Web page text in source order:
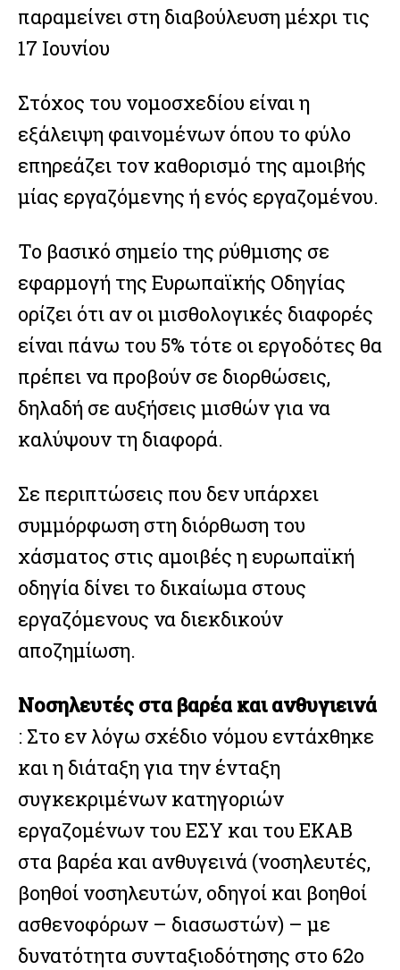
παραμείνει στη διαβούλευση μέχρι τις
17 Ιουνίου
Στόχος του νομοσχεδίου είναι η
εξάλειψη φαινομένων όπου το φύλο
επηρεάζει τον καθορισμό της αμοιβής
μίας εργαζόμενης ή ενός εργαζομένου.
Το βασικό σημείο της ρύθμισης σε
εφαρμογή της Ευρωπαϊκής Οδηγίας
ορίζει ότι αν οι μισθολογικές διαφορές
είναι πάνω του 5% τότε οι εργοδότες θα
πρέπει να προβούν σε διορθώσεις,
δηλαδή σε αυξήσεις μισθών για να
καλύψουν τη διαφορά.
Σε περιπτώσεις που δεν υπάρχει
συμμόρφωση στη διόρθωση του
χάσματος στις αμοιβές η ευρωπαϊκή
οδηγία δίνει το δικαίωμα στους
εργαζόμενους να διεκδικούν
αποζημίωση.
Νοσηλευτές στα βαρέα και ανθυγιεινά
: Στο εν λόγω σχέδιο νόμου εντάχθηκε
και η διάταξη για την ένταξη
συγκεκριμένων κατηγοριών
εργαζομένων του ΕΣΥ και του ΕΚΑΒ
στα βαρέα και ανθυγεινά (νοσηλευτές,
βοηθοί νοσηλευτών, οδηγοί και βοηθοί
ασθενοφόρων – διασωστών) – με
δυνατότητα συνταξιοδότησης στο 62ο